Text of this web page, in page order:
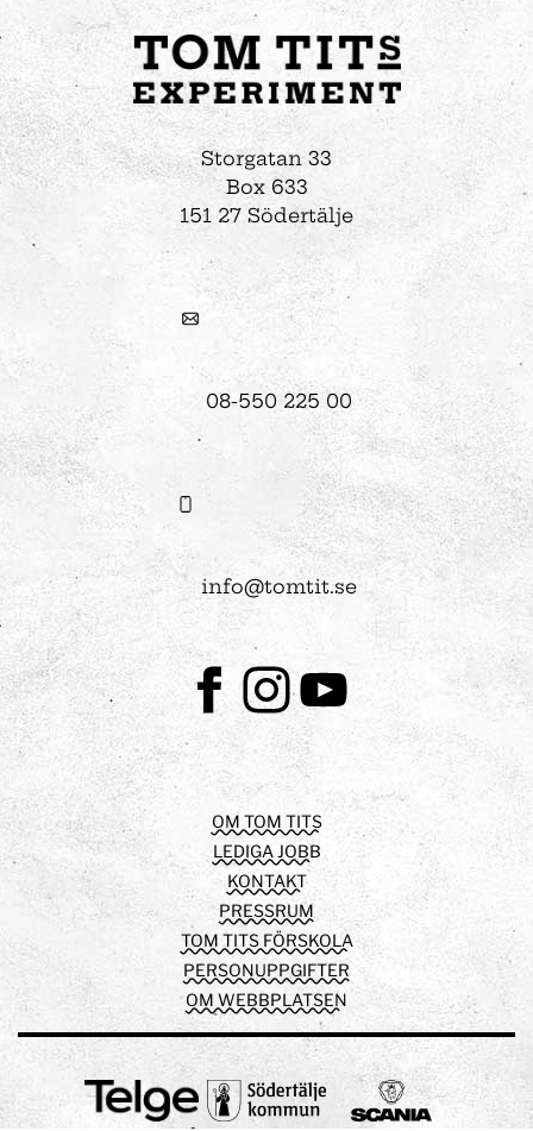
Storgatan 33
Box 633
151 27 Södertälje
08-550 225 00
info@tomtit.se
FacebookInstagram
Youtube
OM TOM TITS
LEDIGA JOBB
KONTAKT
PRESSRUM
TOM TITS FÖRSKOLA
PERSONUPPGIFTER
OM WEBBPLATSEN